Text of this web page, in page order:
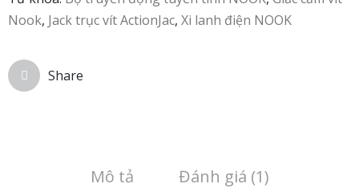
Nook, Jack trục vít ActionJac, Xi lanh điện NOOK
Share
Mô tả Đánh giá (1)